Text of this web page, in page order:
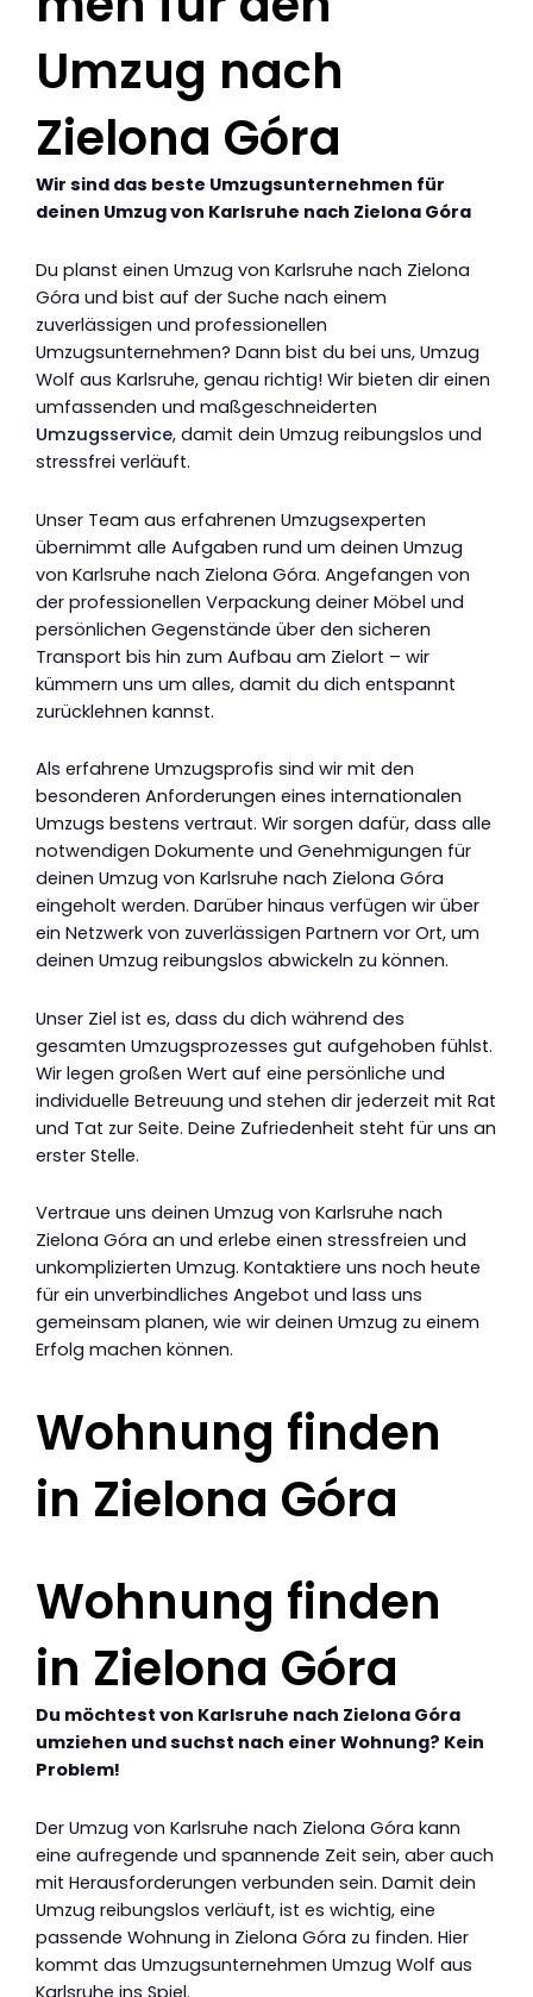
Umzug nach
Zielona Góra
Wir sind das beste Umzugsunternehmen für
deinen Umzug von Karlsruhe nach Zielona Góra
Du planst einen Umzug von Karlsruhe nach Zielona
Góra und bist auf der Suche nach einem
zuverlässigen und professionellen
Umzugsunternehmen? Dann bist du bei uns, Umzug
Wolf aus Karlsruhe, genau richtig! Wir bieten dir einen
umfassenden und maßgeschneiderten
Umzugsservice, damit dein Umzug reibungslos und
stressfrei verläuft.
Unser Team aus erfahrenen Umzugsexperten
übernimmt alle Aufgaben rund um deinen Umzug
von Karlsruhe nach Zielona Góra. Angefangen von
der professionellen Verpackung deiner Möbel und
persönlichen Gegenstände über den sicheren
Transport bis hin zum Aufbau am Zielort – wir
kümmern uns um alles, damit du dich entspannt
zurücklehnen kannst.
Als erfahrene Umzugsprofis sind wir mit den
besonderen Anforderungen eines internationalen
Umzugs bestens vertraut. Wir sorgen dafür, dass alle
notwendigen Dokumente und Genehmigungen für
deinen Umzug von Karlsruhe nach Zielona Góra
eingeholt werden. Darüber hinaus verfügen wir über
ein Netzwerk von zuverlässigen Partnern vor Ort, um
deinen Umzug reibungslos abwickeln zu können.
Unser Ziel ist es, dass du dich während des
gesamten Umzugsprozesses gut aufgehoben fühlst.
Wir legen großen Wert auf eine persönliche und
individuelle Betreuung und stehen dir jederzeit mit Rat
und Tat zur Seite. Deine Zufriedenheit steht für uns an
erster Stelle.
Vertraue uns deinen Umzug von Karlsruhe nach
Zielona Góra an und erlebe einen stressfreien und
unkomplizierten Umzug. Kontaktiere uns noch heute
für ein unverbindliches Angebot und lass uns
gemeinsam planen, wie wir deinen Umzug zu einem
Erfolg machen können.
Wohnung finden
in Zielona Góra
Wohnung finden
in Zielona Góra
Du möchtest von Karlsruhe nach Zielona Góra
umziehen und suchst nach einer Wohnung? Kein
Problem!
Der Umzug von Karlsruhe nach Zielona Góra kann
eine aufregende und spannende Zeit sein, aber auch
mit Herausforderungen verbunden sein. Damit dein
Umzug reibungslos verläuft, ist es wichtig, eine
passende Wohnung in Zielona Góra zu finden. Hier
kommt das Umzugsunternehmen Umzug Wolf aus
Karlsruhe ins Spiel.